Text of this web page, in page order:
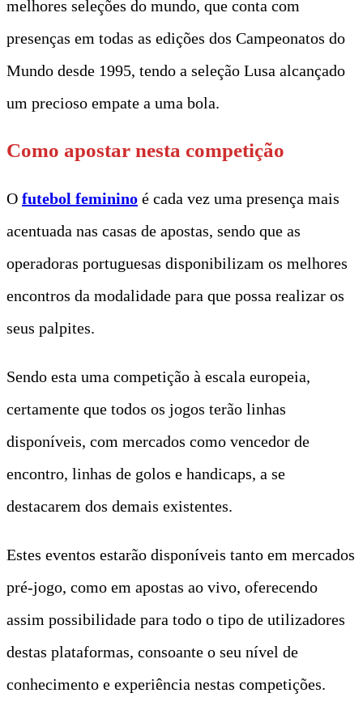
melhores seleções do mundo, que conta com
presenças em todas as edições dos Campeonatos do
Mundo desde 1995, tendo a seleção Lusa alcançado
um precioso empate a uma bola.
Como apostar nesta competição
O futebol feminino é cada vez uma presença mais
acentuada nas casas de apostas, sendo que as
operadoras portuguesas disponibilizam os melhores
encontros da modalidade para que possa realizar os
seus palpites.
Sendo esta uma competição à escala europeia,
certamente que todos os jogos terão linhas
disponíveis, com mercados como vencedor de
encontro, linhas de golos e handicaps, a se
destacarem dos demais existentes.
Estes eventos estarão disponíveis tanto em mercados
pré-jogo, como em apostas ao vivo, oferecendo
assim possibilidade para todo o tipo de utilizadores
destas plataformas, consoante o seu nível de
conhecimento e experiência nestas competições.